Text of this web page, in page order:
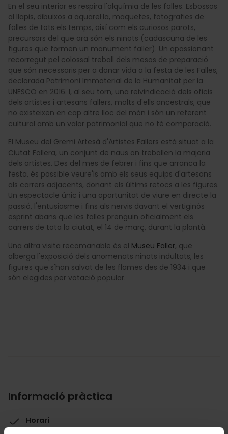
En el seu interior es respira l'alquímia de les falles. Esbossos
al llapis, dibuixos a aquarel·la, maquetes, fotografies de
falles de tots els temps, així com els curiosos parots,
precursors del que ara són els ninots (cadascuna de les
figures que formen un monument faller). Un apassionant
recorregut pel colossal treball dels mesos de preparació
que són necessaris per a donar vida a la festa de les Falles,
declarada Patrimoni Immaterial de la Humanitat per la
UNESCO en 2016. I, al seu torn, una reivindicació dels oficis
dels artistes i artesans fallers, molts d'ells ancestrals, que
no existeixen en cap altre lloc del món i són un referent
cultural amb un valor patrimonial que no té comparació.
El Museu del Gremi Artesà d'Artistes Fallers està situat a la
Ciutat Fallera, un conjunt de naus on treballen la majoria
dels artistes. Des del mes de febrer i fins que arranca la
festa, és possible veure'ls amb els seus equips d'artesans
als carrers adjacents, donant els últims retocs a les figures.
Un espectacle únic i una oportunitat de viure en directe la
passió, l'entusiasme i fins als nervis davant el vertiginós
esprint abans que les falles prenguin oficialment els
carrers de tota la ciutat, el 14 de març, durant la plantà.
Una altra visita recomanable és el Museu Faller, que
alberga l'exposició dels anomenats ninots indultats, les
figures que s'han salvat de les flames des de 1934 i que
són elegides per votació popular.
Informació pràctica
Horari